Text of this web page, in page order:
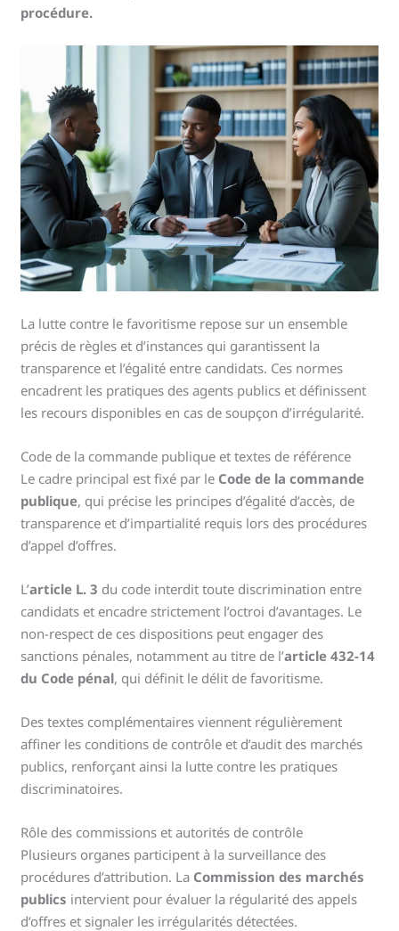
procédure.
La lutte contre le favoritisme repose sur un ensemble
précis de règles et d’instances qui garantissent la
transparence et l’égalité entre candidats. Ces normes
encadrent les pratiques des agents publics et définissent
les recours disponibles en cas de soupçon d’irrégularité.
Code de la commande publique et textes de référence
Le cadre principal est fixé par le Code de la commande
publique, qui précise les principes d’égalité d’accès, de
transparence et d’impartialité requis lors des procédures
d’appel d’offres.
L’article L. 3 du code interdit toute discrimination entre
candidats et encadre strictement l’octroi d’avantages. Le
non-respect de ces dispositions peut engager des
sanctions pénales, notamment au titre de l’article 432-14
du Code pénal, qui définit le délit de favoritisme.
Des textes complémentaires viennent régulièrement
affiner les conditions de contrôle et d’audit des marchés
publics, renforçant ainsi la lutte contre les pratiques
discriminatoires.
Rôle des commissions et autorités de contrôle
Plusieurs organes participent à la surveillance des
procédures d’attribution. La Commission des marchés
publics intervient pour évaluer la régularité des appels
d’offres et signaler les irrégularités détectées.